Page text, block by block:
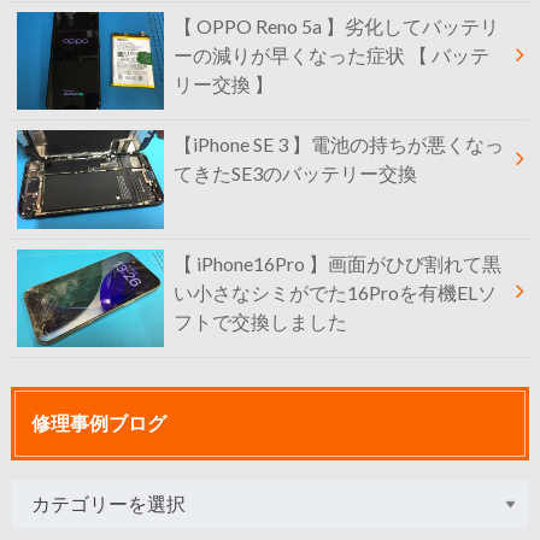
【 OPPO Reno 5a 】劣化してバッテリ
ーの減りが早くなった症状 【 バッテ
リー交換 】
【iPhone SE 3 】電池の持ちが悪くなっ
てきたSE3のバッテリー交換
【 iPhone16Pro 】画面がひび割れて黒
い小さなシミがでた16Proを有機ELソ
フトで交換しました
修理事例ブログ